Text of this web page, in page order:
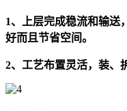
1、上层完成稳流和输送
好而且节省空间。
2、工艺布置灵活，装、